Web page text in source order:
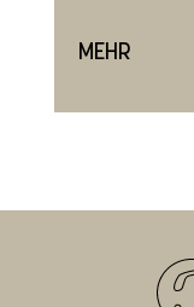
MEHR